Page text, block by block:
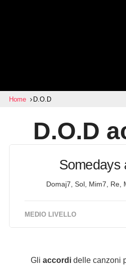
Home D.O.D
D.O.D
Somedays
Domaj7, Sol, Mim7, Re,
MEDIO LIVELLO
Gli accordidelle canzoni